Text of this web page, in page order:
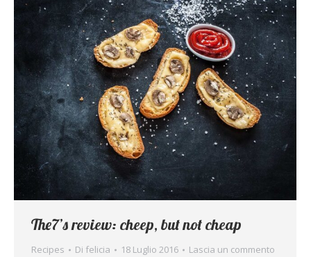
The7’s review: cheep, but not cheap
Recipes Di felicia 18 Luglio 2016 Lascia un commento